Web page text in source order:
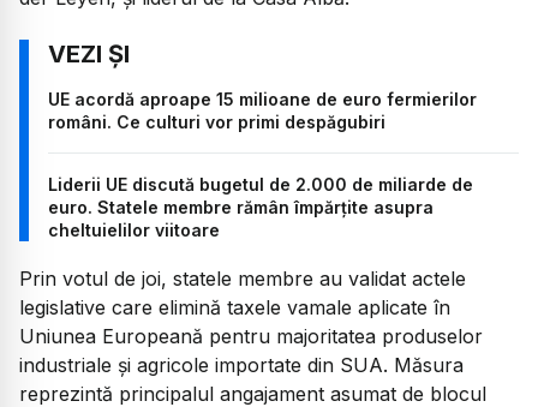
UE acordă aproape 15 milioane de euro fermierilor
români. Ce culturi vor primi despăgubiri
Liderii UE discută bugetul de 2.000 de miliarde de
euro. Statele membre rămân împărțite asupra
cheltuielilor viitoare
Prin votul de joi, statele membre au validat actele
legislative care elimină taxele vamale aplicate în
Uniunea Europeană pentru majoritatea produselor
industriale și agricole importate din SUA. Măsura
reprezintă principalul angajament asumat de blocul